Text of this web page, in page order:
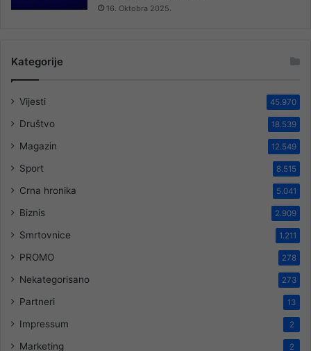
16. Oktobra 2025.
Kategorije
Vijesti 45.970
Društvo 18.539
Magazin 12.549
Sport 8.515
Crna hronika 5.041
Biznis 2.909
Smrtovnice 1.211
PROMO 278
Nekategorisano 273
Partneri 13
Impressum 2
Marketing 2